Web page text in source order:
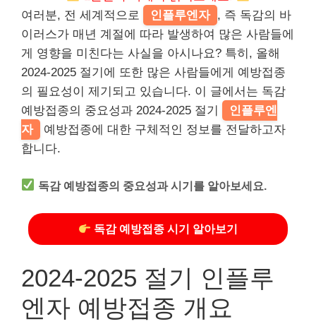
여러분, 전 세계적으로
인플루엔자 , 즉 독감의 바
이러스가 매년 계절에 따라 발생하여 많은 사람들에
게 영향을 미친다는 사실을 아시나요? 특히, 올해
2024-2025 절기에 또한 많은 사람들에게 예방접종
의 필요성이 제기되고 있습니다. 이 글에서는 독감
예방접종의 중요성과 2024-2025 절기
인플루엔
자
예방접종에 대한 구체적인 정보를 전달하고자
합니다.
독감 예방접종의 중요성과 시기를 알아보세요.
독감 예방접종 시기 알아보기
2024-2025 절기 인플루
엔자 예방접종 개요